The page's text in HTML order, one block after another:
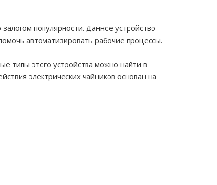
популярности. Данное устройство
автоматизировать рабочие процессы.
типы этого устройства можно найти в
электрических чайников основан на